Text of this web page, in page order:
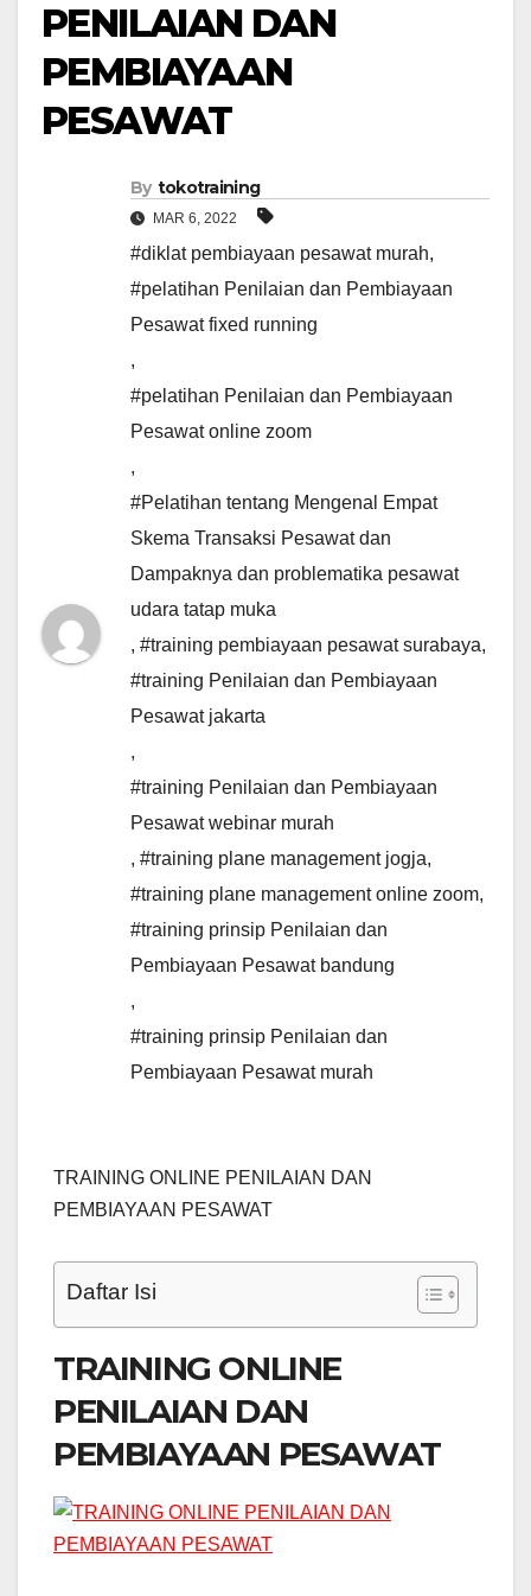
PENILAIAN DAN
PEMBIAYAAN
PESAWAT
By tokotraining
MAR 6, 2022
#diklat pembiayaan pesawat murah,
#pelatihan Penilaian dan Pembiayaan
Pesawat fixed running
,
#pelatihan Penilaian dan Pembiayaan
Pesawat online zoom
,
#Pelatihan tentang Mengenal Empat
Skema Transaksi Pesawat dan
Dampaknya dan problematika pesawat
udara tatap muka
, #training pembiayaan pesawat surabaya,
#training Penilaian dan Pembiayaan
Pesawat jakarta
,
#training Penilaian dan Pembiayaan
Pesawat webinar murah
, #training plane management jogja,
#training plane management online zoom,
#training prinsip Penilaian dan
Pembiayaan Pesawat bandung
,
#training prinsip Penilaian dan
Pembiayaan Pesawat murah
TRAINING ONLINE PENILAIAN DAN
PEMBIAYAAN PESAWAT
Daftar Isi
TRAINING ONLINE
PENILAIAN DAN
PEMBIAYAAN PESAWAT